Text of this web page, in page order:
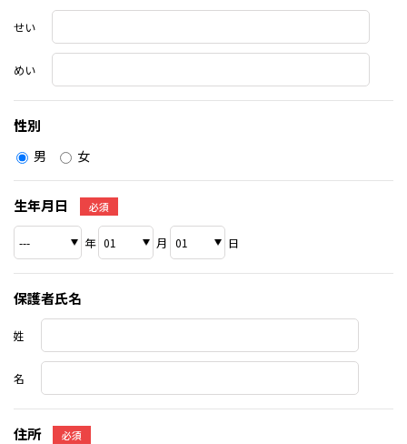
せい
めい
性別
男 女
生年月日 必須
年 月 日
保護者氏名
姓
名
住所 必須